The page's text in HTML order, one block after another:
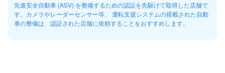
先進安全自動車 (ASV) を整備するための認証を先駆けて取得した店舗で
す。カメラやレーダーセンサー等、 運転支援システムの搭載された自動
車の整備は、認証された店舗に依頼することをおすすめします。